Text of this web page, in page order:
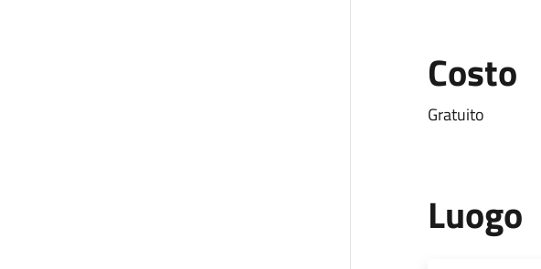
Costo
Gratuito
Luogo